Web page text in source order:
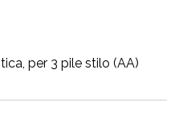
per 3 pile stilo (AA)